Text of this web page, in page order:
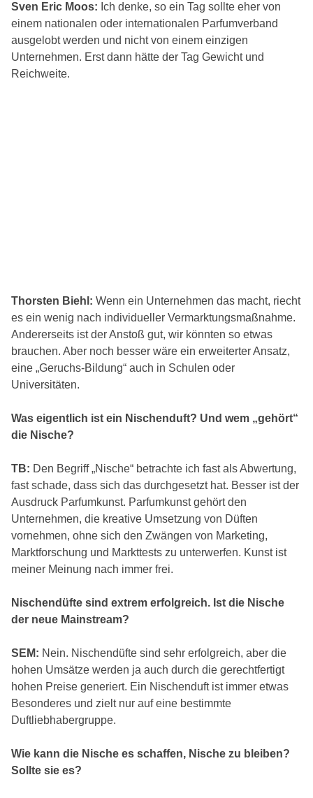
Sven Eric Moos: Ich denke, so ein Tag sollte eher von
einem nationalen oder internationalen Parfumverband
ausgelobt werden und nicht von einem einzigen
Unternehmen. Erst dann hätte der Tag Gewicht und
Reichweite.
Thorsten Biehl: Wenn ein Unternehmen das macht, riecht
es ein wenig nach individueller Vermarktungsmaßnahme.
Andererseits ist der Anstoß gut, wir könnten so etwas
brauchen. Aber noch besser wäre ein erweiterter Ansatz,
eine „Geruchs-Bildung“ auch in Schulen oder
Universitäten.
Was eigentlich ist ein Nischenduft? Und wem „gehört“
die Nische?
TB: Den Begriff „Nische“ betrachte ich fast als Abwertung,
fast schade, dass sich das durchgesetzt hat. Besser ist der
Ausdruck Parfumkunst. Parfumkunst gehört den
Unternehmen, die kreative Umsetzung von Düften
vornehmen, ohne sich den Zwängen von Marketing,
Marktforschung und Markttests zu unterwerfen. Kunst ist
meiner Meinung nach immer frei.
Nischendüfte sind extrem erfolgreich. Ist die Nische
der neue Mainstream?
SEM: Nein. Nischendüfte sind sehr erfolgreich, aber die
hohen Umsätze werden ja auch durch die gerechtfertigt
hohen Preise generiert. Ein Nischenduft ist immer etwas
Besonderes und zielt nur auf eine bestimmte
Duftliebhabergruppe.
Wie kann die Nische es schaffen, Nische zu bleiben?
Sollte sie es?